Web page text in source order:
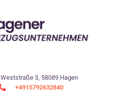
Weststraße 3, 58089 Hagen
+4915792632840